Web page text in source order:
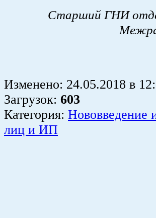
Старший ГНИ
Изменено: 24.05.2018 в
Загрузок: 603
Категория: Нововведение
лиц и ИП